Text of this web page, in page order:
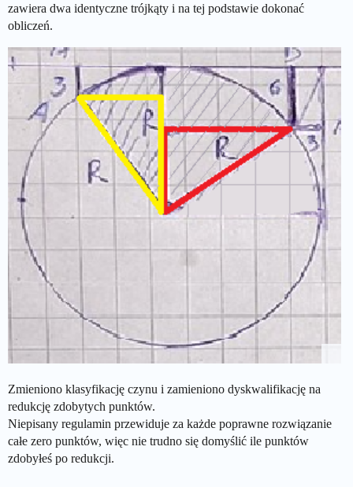
zawiera dwa identyczne trójkąty i na tej podstawie dokonać
obliczeń.
Zmieniono klasyfikację czynu i zamieniono dyskwalifikację na
redukcję zdobytych punktów.
Niepisany regulamin przewiduje za każde poprawne rozwiązanie
całe zero punktów, więc nie trudno się domyślić ile punktów
zdobyłeś po redukcji.